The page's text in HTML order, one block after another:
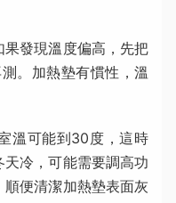
發現溫度偏高，先把
。加熱墊有慣性，溫
溫可能到30度，這時
冷，可能需要調高功
便清潔加熱墊表面灰